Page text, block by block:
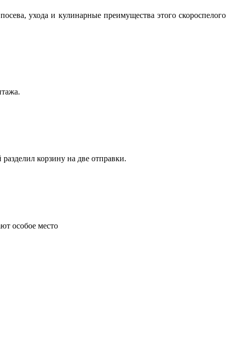
ухода и кулинарные преимущества этого скороспелого
корзину на две отправки.
особое место